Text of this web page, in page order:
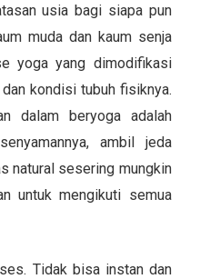
usia bagi siapa pun
muda dan kaum senja
yoga yang dimodifikasi
kondisi tubuh fisiknya.
dalam beryoga adalah
ambil jeda
natural sesering mungkin
untuk mengikuti semua
Tidak bisa instan dan